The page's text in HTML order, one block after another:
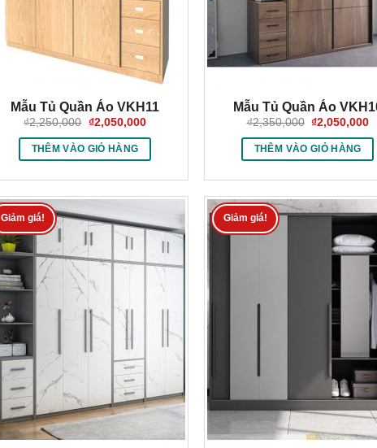
Mẫu Tủ Quần Áo VKH11
₫2,250,000 Giá
là:
₫2,250,000.
₫2,050,000Giá
tại
THÊM VÀO GIỎ HÀNG
Mẫu Tủ Quần Áo
₫2,350,000 Giá
là:
₫2,350,000.
₫2,050,000
tại
THÊM VÀO GIỎ HÀNG
Giảm giá! Giảm giá!